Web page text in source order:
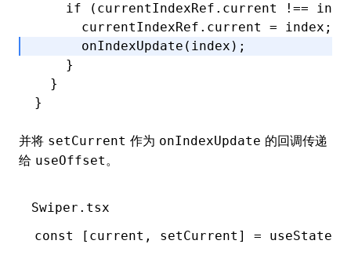
    if
( currentIndexRef .current !==
      currentIndexRef
.current = index;
      onIndexUpdate
(index);
    }
  }
}
并将 setCurrent 作为 onIndexUpdate 的回调传递
给 useOffset。
Swiper.tsx
const
[ current , setCurrent ] = useState